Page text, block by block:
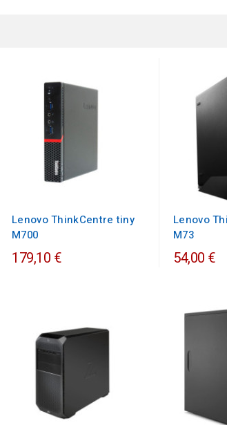
Lenovo ThinkCentre tiny
M700
179,10 €
Lenovo
M73
54,00 €